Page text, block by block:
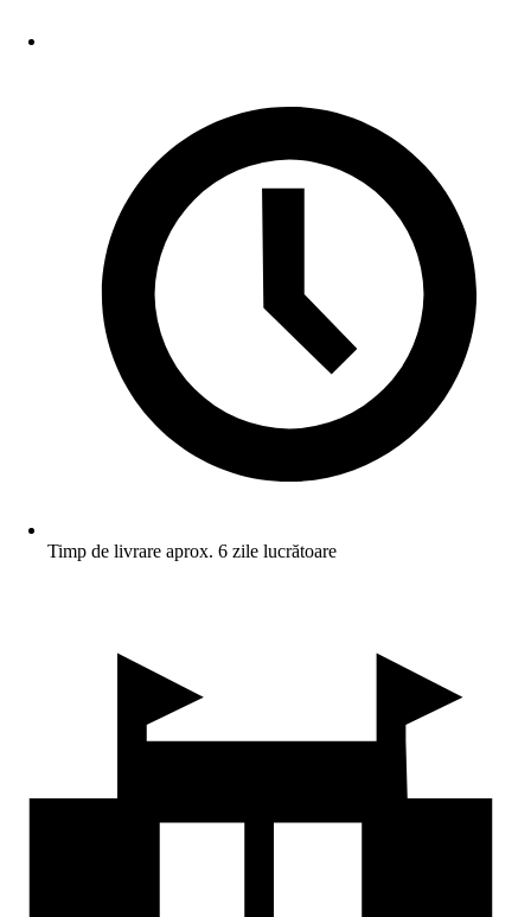
Timp de livrare aprox. 6 zile lucrătoare